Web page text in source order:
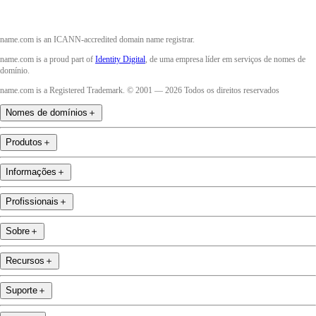
name.com is an ICANN-accredited domain name registrar.
name.com is a proud part of Identity Digital , de uma empresa líder em serviços de nomes de
domínio.
name.com is a Registered Trademark. © 2001 — 2026 Todos os direitos reservados
Nomes de domínios ＋
Produtos ＋
Informações ＋
Profissionais ＋
Sobre ＋
Recursos ＋
Suporte ＋